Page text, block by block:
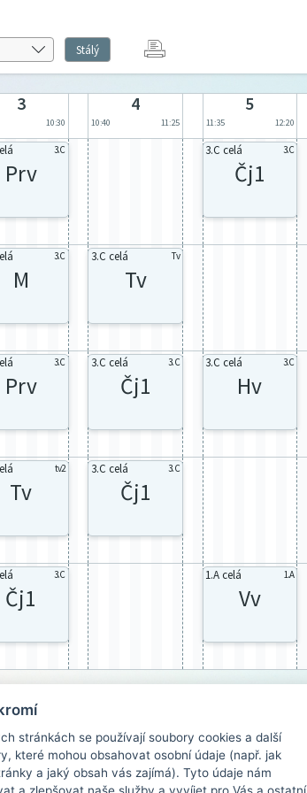
Stálý
3
10:30
4
10:40 11:25
5
11:35 12:20
3.C
Prv
3.C celá 3.C
Čj1
3.C
M
3.C celá Tv
Tv
3.C
Prv
3.C celá 3.C
Čj1
3.C celá 3.C
Hv
tv2
Tv
3.C celá 3.C
Čj1
3.C
Čj1
1.A celá 1.A
Vv
stránkách se používají soubory cookies a další
které mohou obsahovat osobní údaje (např. jak
a jaký obsah vás zajímá). Tyto údaje nám